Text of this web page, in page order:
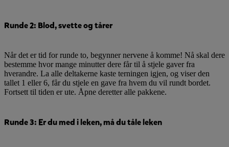
Runde 2: Blod, svette og tårer
Når det er tid for runde to, begynner nervene å komme! Nå skal dere
bestemme hvor mange minutter dere får til å stjele gaver fra
hverandre. La alle deltakerne kaste terningen igjen, og viser den
tallet 1 eller 6, får du stjele en gave fra hvem du vil rundt bordet.
Fortsett til tiden er ute. Åpne deretter alle pakkene.
Runde 3: Er du med i leken, må du tåle leken